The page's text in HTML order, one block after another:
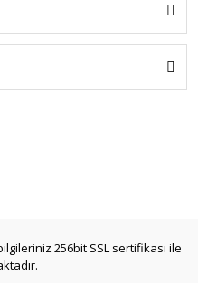
256bit SSL sertifikası ile